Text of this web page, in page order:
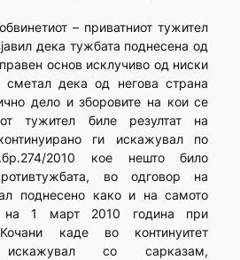
– приватниот тужител
дека тужбата поднесена од
основ исклучиво од ниски
сметал дека од негова страна
дело и зборовите на кои се
тужител биле резултат на
ги искажувал по
2010 кое нешто било
во одговор на
поднесено како и на самото
на 1 март 2010 година при
каде во континуитет
со сарказам,